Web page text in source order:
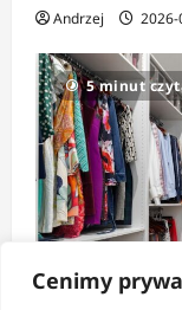
Cenimy
Andrzej 2026-
5 minut